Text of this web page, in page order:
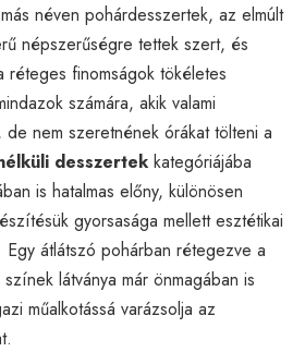
néven pohárdesszertek, az elmúlt
népszerűségre tettek szert, és
réteges finomságok tökéletes
számára, akik valami
nem szeretnének órákat tölteni a
desszertek kategóriájába
is hatalmas előny, különösen
gyorsasága mellett esztétikai
Egy átlátszó pohárban rétegezve a
látványa már önmagában is
műalkotássá varázsolja az